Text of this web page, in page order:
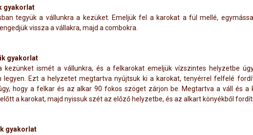
gyakorlat
tegyük a vállunkra a kezüket. Emeljük fel a karokat a fül mellé,
vissza a vállakra, majd a combokra.
gyakorlat
kezünket ismét a vállunkra, és a felkarokat emeljük vízszintes helyzetbe
legyen. Ezt a helyzetet megtartva nyújtsuk ki a karokat, tenyérrel felfelé
hogy a felkar és az alkar 90 fokos szöget zárjon be. Megtartva a váll és a
a karokat, majd nyissuk szét az előző helyzetbe, és az alkart könyékből
gyakorlat